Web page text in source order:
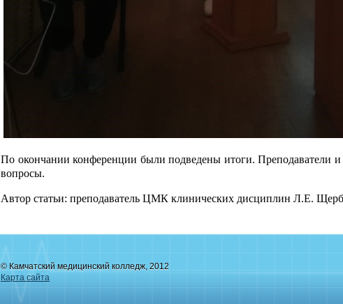
По окончании конференции были подведены итоги. Преподаватели
вопросы.
Автор статьи: преподаватель ЦМК клинических дисциплин Л.Е.
© Камчатский медицинский колледж, 2012
Карта сайта